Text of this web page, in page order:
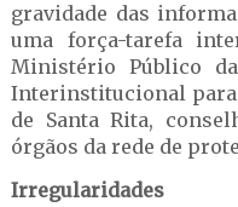
gravidade das
uma força-tarefa
Ministério Público
Interinstitucional para
de Santa Rita,
órgãos da rede de
Irregularidades